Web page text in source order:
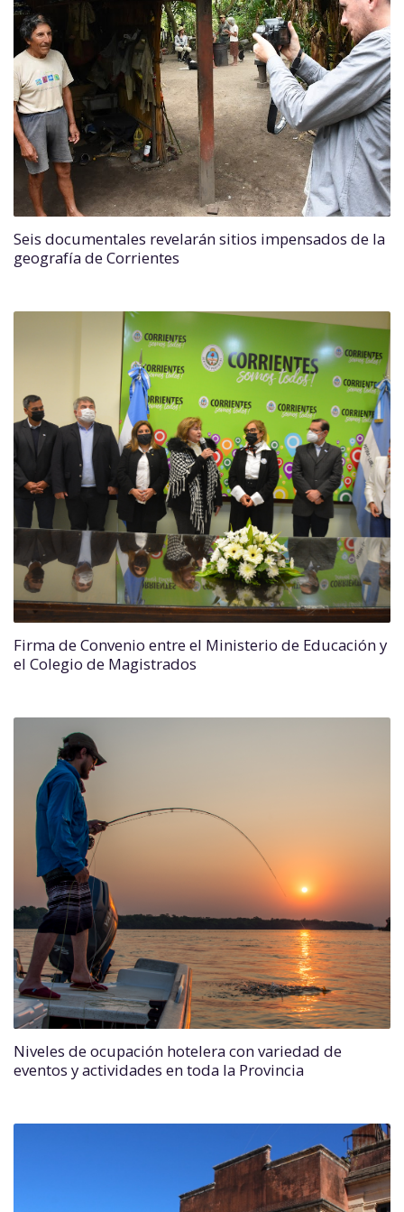
Seis documentales revelarán sitios impensados de la
geografía de Corrientes
Firma de Convenio entre el Ministerio de Educación y
el Colegio de Magistrados
Niveles de ocupación hotelera con variedad de
eventos y actividades en toda la Provincia